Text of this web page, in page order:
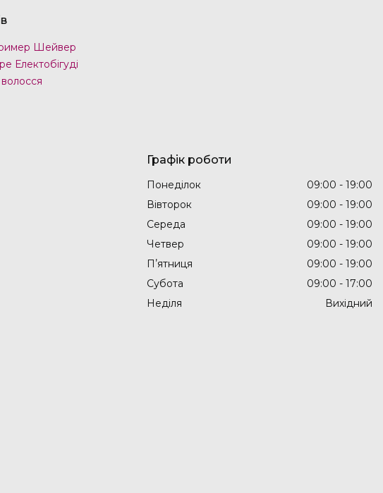
Шейвер
Електобігуді
Графік роботи
Понеділок 09:00
19:00
Вівторок
09:00
19:00
Середа
09:00
19:00
Четвер
09:00
19:00
Пʼятниця
09:00
19:00
Субота
09:00
17:00
Неділя
Вихідний